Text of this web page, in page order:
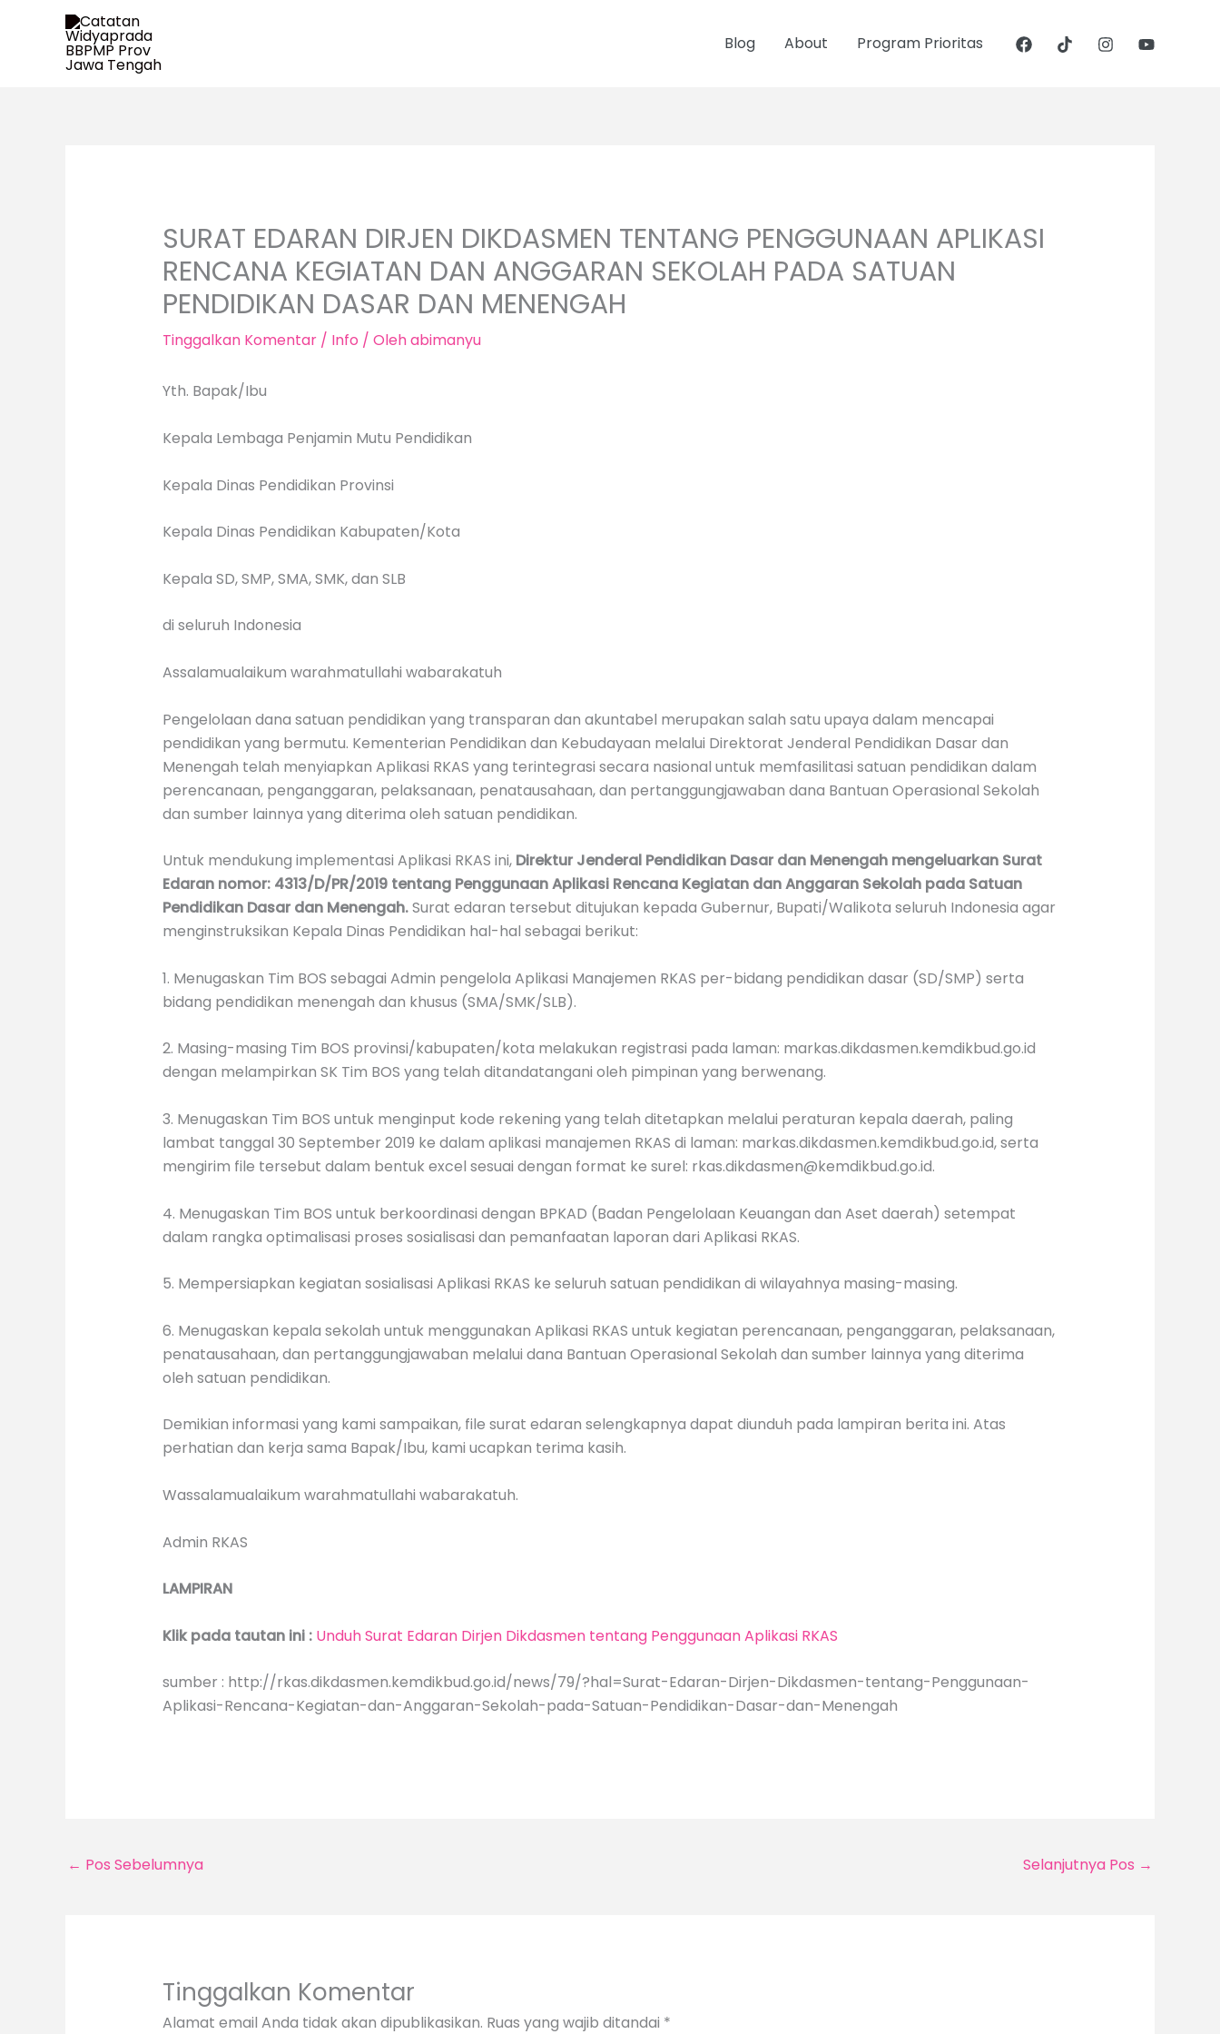
Blog About Program Prioritas
SURAT EDARAN DIRJEN DIKDASMEN TENTANG PENGGUNAAN APLIKASI
RENCANA KEGIATAN DAN ANGGARAN SEKOLAH PADA SATUAN
PENDIDIKAN DASAR DAN MENENGAH
Tinggalkan Komentar / Info / Olehabimanyu
Yth. Bapak/Ibu
Kepala Lembaga Penjamin Mutu Pendidikan
Kepala Dinas Pendidikan Provinsi
Kepala Dinas Pendidikan Kabupaten/Kota
Kepala SD, SMP, SMA, SMK, dan SLB
di seluruh Indonesia
Assalamualaikum warahmatullahi wabarakatuh
Pengelolaan dana satuan pendidikan yang transparan dan akuntabel merupakan salah satu upaya dalam mencapai
pendidikan yang bermutu. Kementerian Pendidikan dan Kebudayaan melalui Direktorat Jenderal Pendidikan Dasar dan
Menengah telah menyiapkan Aplikasi RKAS yang terintegrasi secara nasional untuk memfasilitasi satuan pendidikan dalam
perencanaan, penganggaran, pelaksanaan, penatausahaan, dan pertanggungjawaban dana Bantuan Operasional Sekolah
dan sumber lainnya yang diterima oleh satuan pendidikan.
Untuk mendukung implementasi Aplikasi RKAS ini,Direktur Jenderal Pendidikan Dasar dan Menengah mengeluarkan Surat
Edaran nomor: 4313/D/PR/2019 tentang Penggunaan Aplikasi Rencana Kegiatan dan Anggaran Sekolah pada Satuan
Pendidikan Dasar dan Menengah.Surat edaran tersebut ditujukan kepada Gubernur, Bupati/Walikota seluruh Indonesia agar
menginstruksikan Kepala Dinas Pendidikan hal-hal sebagai berikut:
1. Menugaskan Tim BOS sebagai Admin pengelola Aplikasi Manajemen RKAS per-bidang pendidikan dasar (SD/SMP) serta
bidang pendidikan menengah dan khusus (SMA/SMK/SLB).
2. Masing-masing Tim BOS provinsi/kabupaten/kota melakukan registrasi pada laman: markas.dikdasmen.kemdikbud.go.id
dengan melampirkan SK Tim BOS yang telah ditandatangani oleh pimpinan yang berwenang.
3. Menugaskan Tim BOS untuk menginput kode rekening yang telah ditetapkan melalui peraturan kepala daerah, paling
lambat tanggal 30 September 2019 ke dalam aplikasi manajemen RKAS di laman: markas.dikdasmen.kemdikbud.go.id, serta
mengirim file tersebut dalam bentuk excel sesuai dengan format ke surel: rkas.dikdasmen@kemdikbud.go.id.
4. Menugaskan Tim BOS untuk berkoordinasi dengan BPKAD (Badan Pengelolaan Keuangan dan Aset daerah) setempat
dalam rangka optimalisasi proses sosialisasi dan pemanfaatan laporan dari Aplikasi RKAS.
5. Mempersiapkan kegiatan sosialisasi Aplikasi RKAS ke seluruh satuan pendidikan di wilayahnya masing-masing.
6. Menugaskan kepala sekolah untuk menggunakan Aplikasi RKAS untuk kegiatan perencanaan, penganggaran, pelaksanaan,
penatausahaan, dan pertanggungjawaban melalui dana Bantuan Operasional Sekolah dan sumber lainnya yang diterima
oleh satuan pendidikan.
Demikian informasi yang kami sampaikan, file surat edaran selengkapnya dapat diunduh pada lampiran berita ini. Atas
perhatian dan kerja sama Bapak/Ibu, kami ucapkan terima kasih.
Wassalamualaikum warahmatullahi wabarakatuh.
Admin RKAS
LAMPIRAN
Klik pada tautan ini : Unduh Surat Edaran Dirjen Dikdasmen tentang Penggunaan Aplikasi RKAS
sumber : http://rkas.dikdasmen.kemdikbud.go.id/news/79/?hal=Surat-Edaran-Dirjen-Dikdasmen-tentang-Penggunaan-
Aplikasi-Rencana-Kegiatan-dan-Anggaran-Sekolah-pada-Satuan-Pendidikan-Dasar-dan-Menengah
← Pos Sebelumnya Selanjutnya Pos →
Tinggalkan Komentar
Alamat email Anda tidak akan dipublikasikan. Ruas yang wajib ditandai *